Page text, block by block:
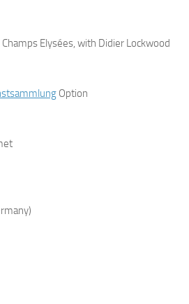
Elysées, with Didier Lockwood
Option